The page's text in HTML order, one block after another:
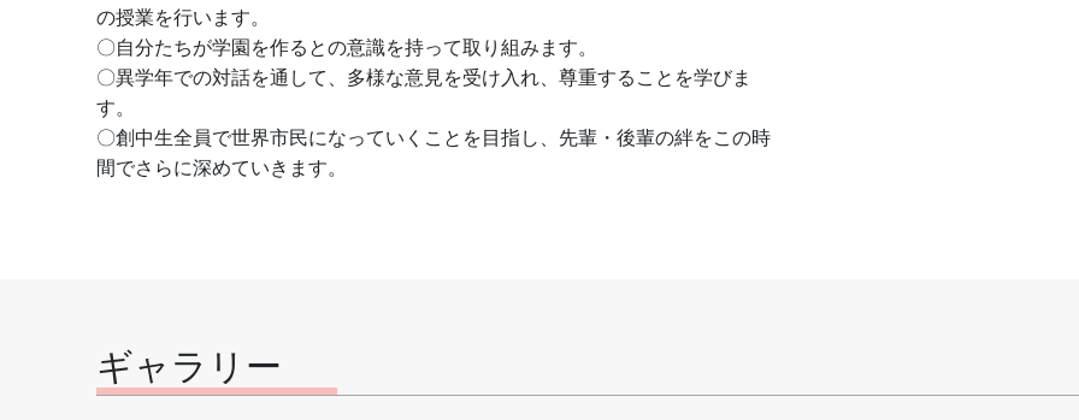
の授業を行います。
〇自分たちが学園を作るとの意識を持って取り組みます。
〇異学年での対話を通して、多様な意見を受け入れ、尊重することを学びま
す。
〇創中生全員で世界市民になっていくことを目指し、先輩・後輩の絆をこの時
間でさらに深めていきます。
ギャラリー